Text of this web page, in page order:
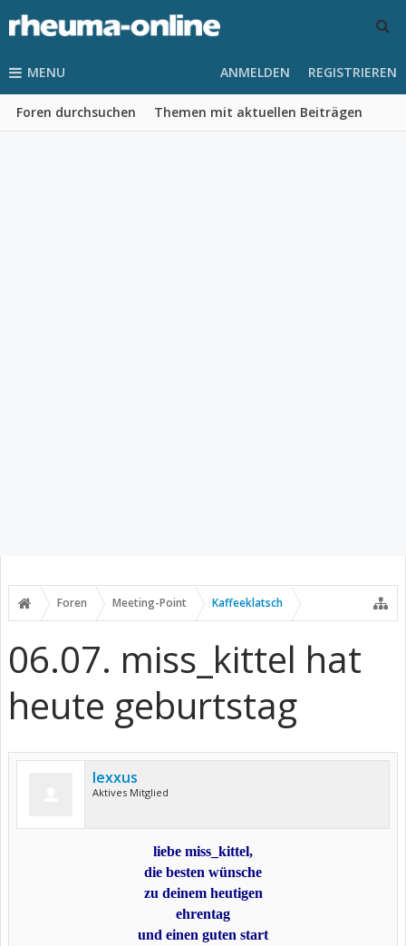
MENU
Foren durchsuchen Themen mit aktuellen Beiträgen
ANMELDEN REGISTRIEREN
Foren Meeting-Point Kaffeeklatsch
06.07. miss_kittel hat
heute geburtstag
lexxus
Aktives Mitglied
liebe miss_kittel,
die besten wünsche
zu deinem heutigen
ehrentag
und einen guten start